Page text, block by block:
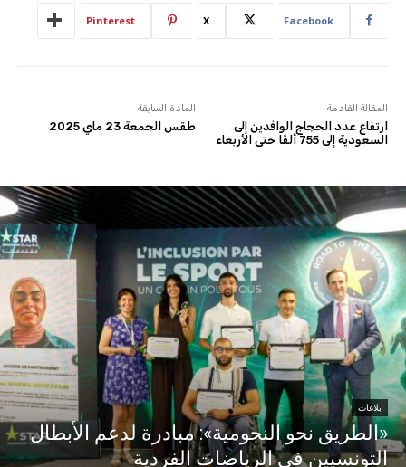
Facebook
X
Pinterest
المادة السابقة
طقس الجمعة 23 ماي 2025
المقالة القادمة
ارتفاع عدد الحجاج الوافدين إلى
السعودية إلى 755 ألفًا حتى الأربعاء
بلاغات
«الطريق نحو النجومية»: مبادرة لدعم الأبطال
التونسيين في الرياضات الفردية